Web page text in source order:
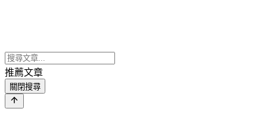
推薦文章
關閉搜尋